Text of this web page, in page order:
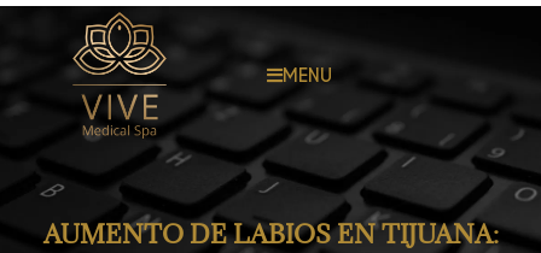
MENU
AUMENTO DE LABIOS EN TIJUANA: